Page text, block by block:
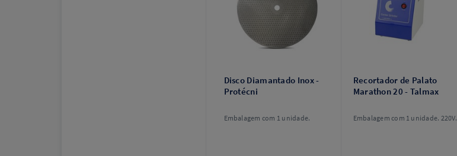
Disco Diamantado Inox -
Protécni
Embalagem com 1 unidade.
Recortador de Palato
Marathon 20 - Talmax
Embalagem com 1 unidade. 220V.